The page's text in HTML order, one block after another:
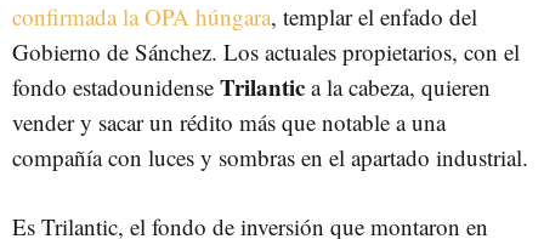
confirmada la OPA húngara, templar el enfado del
Gobierno de Sánchez. Los actuales propietarios, con el
fondo estadounidense Trilantic a la cabeza, quieren
vender y sacar un rédito más que notable a una
compañía con luces y sombras en el apartado industrial.
Es Trilantic, el fondo de inversión que montaron en